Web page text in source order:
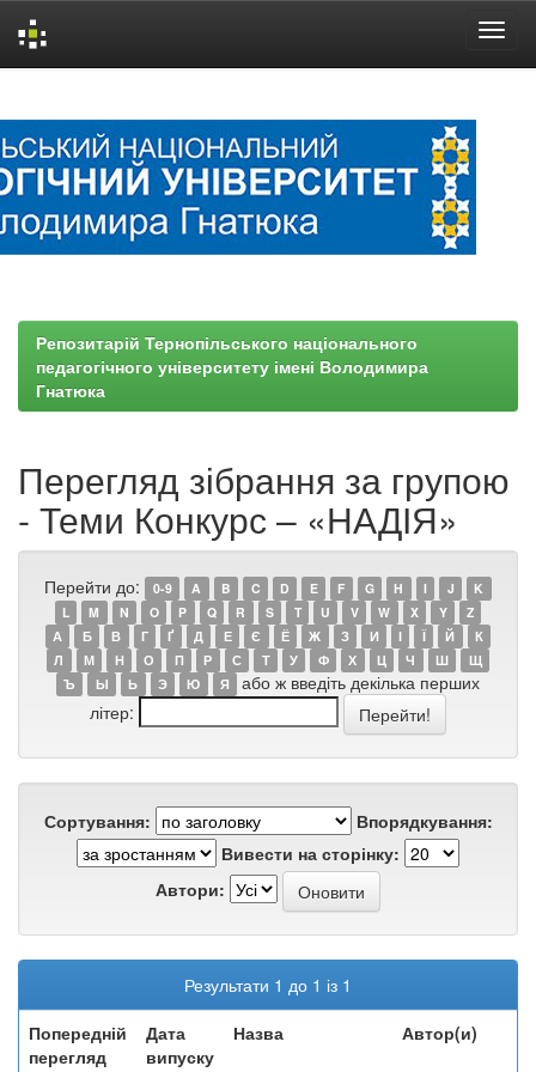
Репозитарій Тернопільського національного
педагогічного університету імені Володимира
Гнатюка
Перегляд зібрання за групою
- Теми Конкурс – «НАДІЯ»
Перейти до: 0-9 A B C D E F G H I J
K
L
M N O P Q R S T U V W X Y
Z
А
Б В Г Ґ Д Е Є Ё Ж З И І Ї Й
К
Л
М Н О П Р С Т У Ф Х Ц Ч Ш
Щ
Ъ
Ы Ь Э Ю Я
або ж введіть декілька перших
літер:
Сортування:
Впорядкування:
Вивести на сторінку:
Автори:
Результати 1 до 1 із 1
Попередній
перегляд
Дата
випуску
Назва Автор(и)